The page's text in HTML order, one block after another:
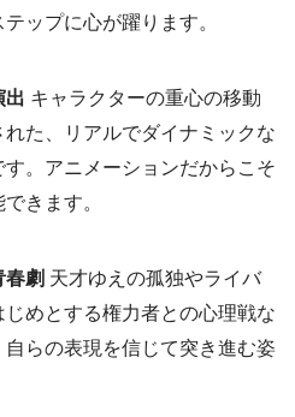
ップに心が躍ります。
出 キャラクターの重心の移動
た、リアルでダイナミックな
。アニメーションだからこそ
きます。
劇 天才ゆえの孤独やライバ
めとする権力者との心理戦な
らの表現を信じて突き進む姿